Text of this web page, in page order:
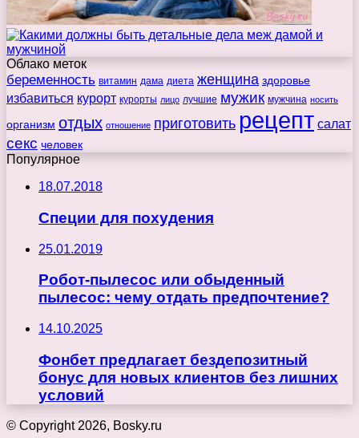
Облако меток
беременность витамин дама диета женщина здоровье
избавиться курорт курорты лицо лучшие мужик мужчина носить
организм отдых отношение приготовить рецепт салат
секс человек
Популярное
18.07.2018
Специи для похудения
25.01.2019
Робот-пылесос или обыденный
пылесос: чему отдать предпочтение?
14.10.2025
Фонбет предлагает бездепозитный
бонус для новых клиентов без лишних
условий
© Copyright 2026, Bosky.ru